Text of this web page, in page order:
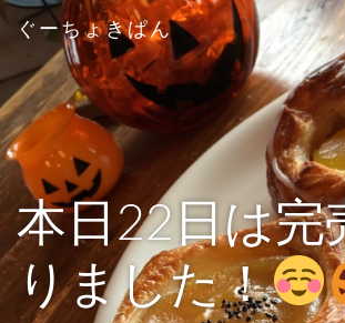
ぐーちょきぱん
本日22日は完
りました！